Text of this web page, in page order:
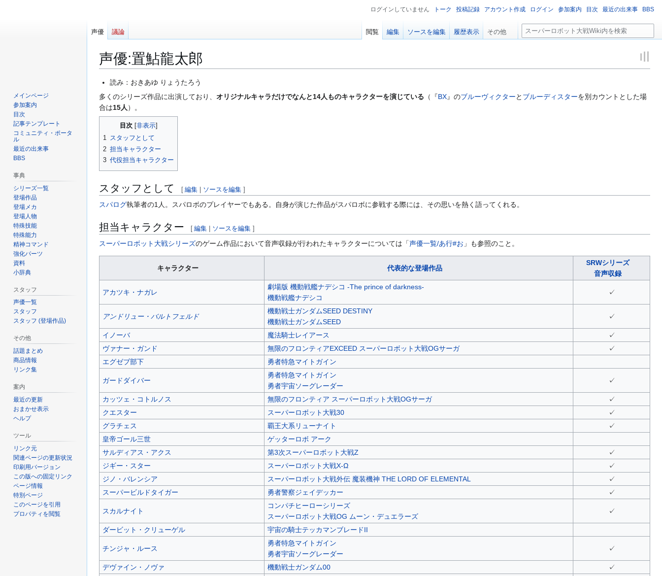
声優:置鮎龍太郎
ナ
ビ
ゲ
ー
ョ
ン
に
移
検
索
に
移
読み：おきあゆ りょうたろう
多くのシリーズ作品に出演しており、 オリジナルキャラだけでなんと14人ものキャラクターを演じている （『BX』のブルーヴィクターと ブルーディスターを別カウントとした場
合は15人）。
目次
1 スタッフとして
2 担当キャラクター
3 代役担当キャラクター
スタッフとして [ 編集 ソースを編集 ]
スパログ執筆者の1人。スパロボのプレイヤーでもある。自身が演じた作品がスパロボに参戦する際には、その思いを熱く語ってくれる。
担当キャラクター [ 編集 ソースを編集 ]
スーパーロボット大戦シリーズのゲーム作品において音声収録が行われたキャラクターについては「声優一覧/あ行#お 」も参照のこと。
キャラクター 代表的な登場作品
SRWシリーズ
音声収録
アカツキ・ナガレ
劇場版 機動戦艦ナデシコ -The prince of darkness-
機動戦艦ナデシコ
✓
アンドリュー・バルトフェルド
機動戦士ガンダムSEED DESTINY
機動戦士ガンダムSEED
✓
イノーバ 魔法騎士レイアース
✓
ヴァナー・ガンド
無限のフロンティアEXCEED スーパーロボット大戦OGサーガ
✓
エグゼブ部下
勇者特急マイトガイン
ガードダイバー
勇者特急マイトガイン
勇者宇宙ソーグレーダー
✓
カッツェ・コトルノス 無限のフロンティア スーパーロボット大戦OGサーガ
✓
クエスター
スーパーロボット大戦30
✓
グラチェス
覇王大系リューナイト
✓
皇帝ゴール三世
ゲッターロボ アーク
サルディアス・アクス
第3次スーパーロボット大戦Z
✓
ジギー・スター
スーパーロボット大戦X-Ω
✓
ジノ・バレンシア
スーパーロボット大戦外伝 魔装機神 THE LORD OF ELEMENTAL
✓
スーパービルドタイガー
勇者警察ジェイデッカー ✓
スカルナイト
コンパチヒーローシリーズ
スーパーロボット大戦OG ムーン・デュエラーズ
✓
ダービット・クリューゲル 宇宙の騎士テッカマンブレードII
チンジャ・ルース
勇者特急マイトガイン
勇者宇宙ソーグレーダー
✓
デヴァイン・ノヴァ 機動戦士ガンダム00
✓
ログインしていません トーク 投稿記録 アカウント作成 ログイン 参加案内 目次 最近の出来事 BBS
声優 議論 閲覧 編集 ソースを編集 履歴表示 その他
検
索
メインページ
参加案内
目次
記事テンプレート
コミュニティ・ポータ
ル
最近の出来事
BBS
事典
シリーズ一覧
登場作品
登場メカ
登場人物
特殊技能
特殊能力
精神コマンド
強化パーツ
資料
小辞典
スタッフ
声優一覧
スタッフ
スタッフ (登場作品)
その他
話題まとめ
商品情報
リンク集
案内
最近の更新
おまかせ表示
ヘルプ
ツール
リンク元
関連ページの更新状況
印刷用バージョン
この版への固定リンク
ページ情報
特別ページ
このページを引用
プロパティを閲覧